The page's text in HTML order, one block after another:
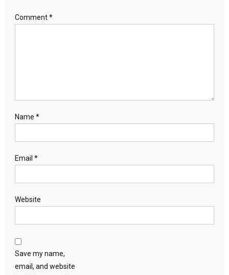
Comment*
Name *
Email *
Website
Save my name,
email, and website